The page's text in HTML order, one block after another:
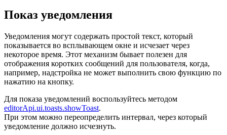
Показ уведомления
Уведомления могут содержать простой текст, который
показывается во всплывающем окне и исчезает через
некоторое время. Этот механизм бывает полезен для
отображения коротких сообщений для пользователя, когда,
например, надстройка не может выполнить свою функцию по
нажатию на кнопку.
Для показа уведомлений воспользуйтесь методом
editorApi.ui.toasts.showToast.
При этом можно переопределить интервал, через который
уведомление должно исчезнуть.